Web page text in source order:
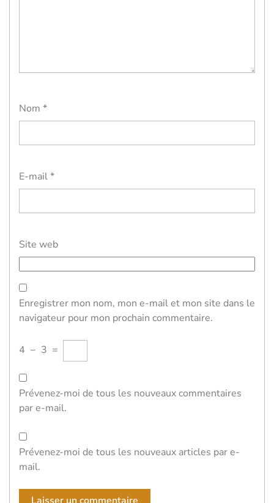
Nom *
E-mail*
Site web
Enregistrer mon nom, mon e-mail et mon site dans le
navigateur pour mon prochain commentaire.
4 − 3 =
Prévenez-moi de tous les nouveaux commentaires
par e-mail.
Prévenez-moi de tous les nouveaux articles par e-
mail.